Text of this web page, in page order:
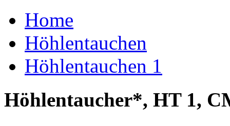
Home
Höhlentauchen
Höhlentauchen 1
Höhlentaucher*, HT 1,